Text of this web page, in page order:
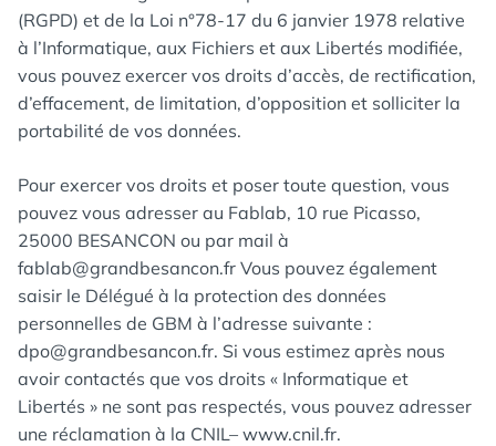
(RGPD) et de la Loi n°78-17 du 6 janvier 1978 relative
à l’Informatique, aux Fichiers et aux Libertés modifiée,
vous pouvez exercer vos droits d’accès, de rectification,
d’effacement, de limitation, d’opposition et solliciter la
portabilité de vos données.
Pour exercer vos droits et poser toute question, vous
pouvez vous adresser au Fablab, 10 rue Picasso,
25000 BESANCON ou par mail à
fablab@grandbesancon.fr Vous pouvez également
saisir le Délégué à la protection des données
personnelles de GBM à l’adresse suivante :
dpo@grandbesancon.fr. Si vous estimez après nous
avoir contactés que vos droits « Informatique et
Libertés » ne sont pas respectés, vous pouvez adresser
une réclamation à la CNIL– www.cnil.fr.